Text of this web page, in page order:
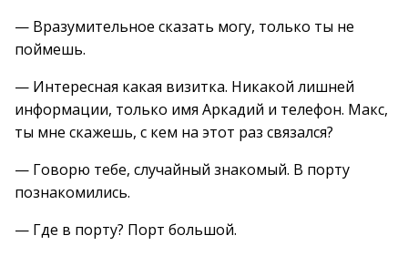
— Вразумительное сказать могу, только ты не
поймешь.
— Интересная какая визитка. Никакой лишней
информации, только имя Аркадий и телефон. Макс,
ты мне скажешь, с кем на этот раз связался?
— Говорю тебе, случайный знакомый. В порту
познакомились.
— Где в порту? Порт большой.